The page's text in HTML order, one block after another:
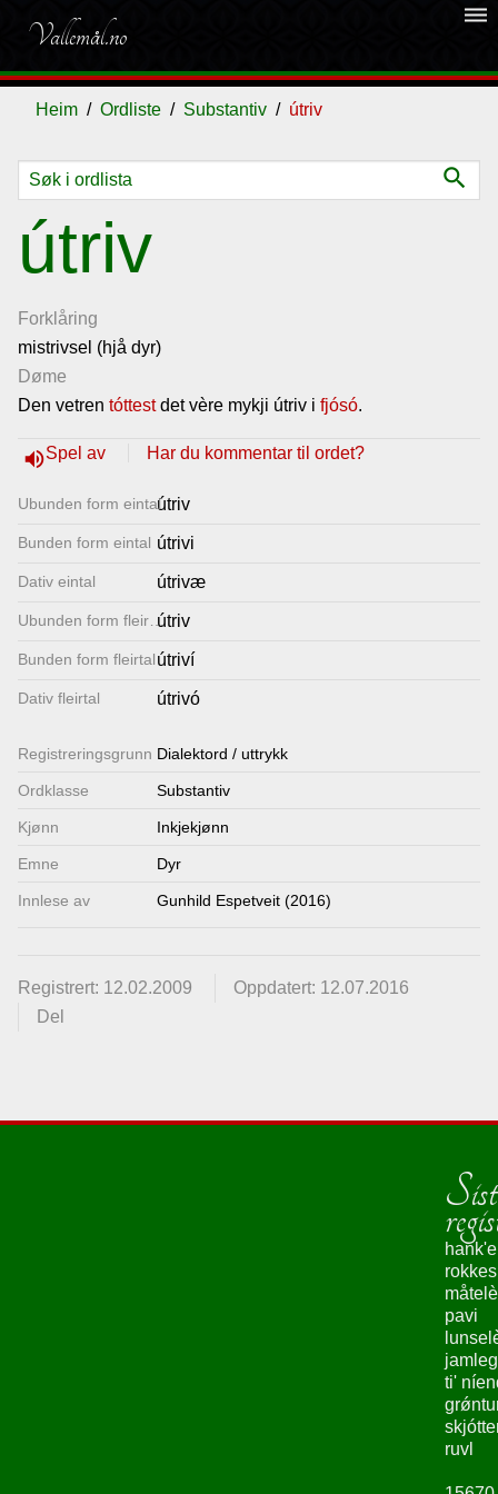
Vallemål.no
dehaze
Heim Ordliste Substantiv útriv
search
útriv
Forklåring
mistrivsel (hjå dyr)
Døme
Den vetren tóttestdet vère mykji útriv i fjósó.
volume_upSpel av Har du kommentar til ordet?
Ubunden form eintalútriv
Bunden form eintal útrivi
Dativ eintal útrivæ
Ubunden form fleirtal
útriv
Bunden form fleirtalútriví
Dativ fleirtal útrivó
Registrerings­grunn Dialektord / uttrykk
Ordklasse Substantiv
Kjønn Inkjekjønn
Emne Dyr
Innlese av Gunhild Espetveit (2016)
Registrert: 12.02.2009
Oppdatert: 12.07.2016
Del
Ordliste
Om
vallemålet
Gjestebok
Nyhende
Lenkjer
oss
hank'e
pavi
ti'
ruvl